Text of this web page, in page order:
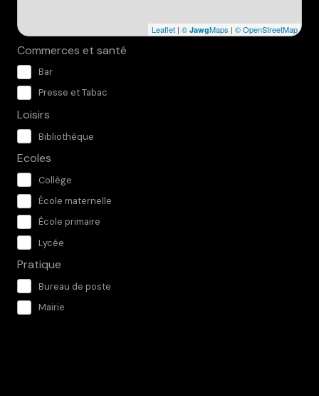
Leaflet | © JawgMaps | © OpenStreetMap
Commerces et santé
Bar
Presse et Tabac
Loisirs
Bibliothèque
Ecoles
Collège
École maternelle
École primaire
Lycée
Pratique
Bureau de poste
Mairie